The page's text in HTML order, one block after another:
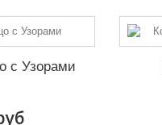
с Узорами